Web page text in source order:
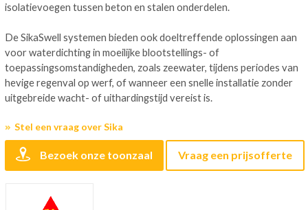
isolatievoegen tussen beton en stalen onderdelen.
De SikaSwell systemen bieden ook doeltreffende oplossingen aan
voor waterdichting in moeilijke blootstellings- of
toepassingsomstandigheden, zoals zeewater, tijdens periodes van
hevige regenval op werf, of wanneer een snelle installatie zonder
uitgebreide wacht- of uithardingstijd vereist is.
Stel een vraag over Sika
Bezoek onze toonzaal Vraag een prijsofferte